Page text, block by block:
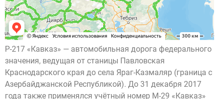
Р-217 «Кавказ» — автомобильная дорога федерального
значения, ведущая от станицы Павловская
Краснодарского края до села Яраг-Казмаляр (граница с
Азербайджанской Республикой). До 31 декабря 2017
года также применялся учётный номер М-29 «Кавказ»